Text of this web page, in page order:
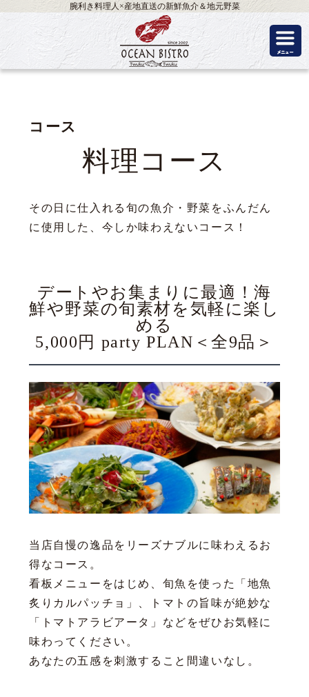
腕利き料理人×産地直送の新鮮魚介＆地元野菜
コース
料理コース
その日に仕入れる旬の魚介・野菜をふんだん
に使用した、今しか味わえないコース！
デートやお集まりに最適！海
鮮や野菜の旬素材を気軽に楽し
める
5,000円 party PLAN＜全9品＞
当店自慢の逸品をリーズナブルに味わえるお
得なコース。
看板メニューをはじめ、旬魚を使った「地魚
炙りカルパッチョ」、トマトの旨味が絶妙な
「トマトアラビアータ」などをぜひお気軽に
味わってください。
あなたの五感を刺激すること間違いなし。